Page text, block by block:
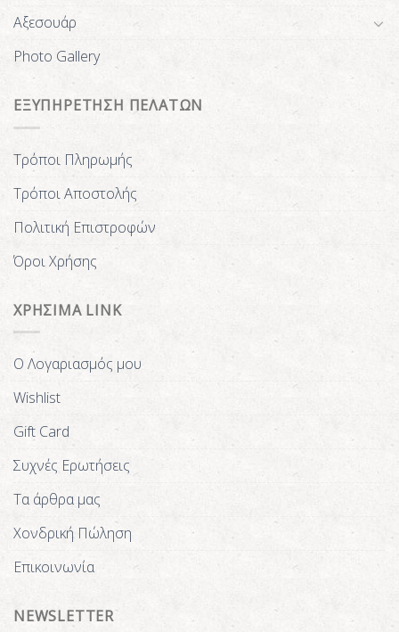
Αξεσουάρ
Photo Gallery
ΕΞΥΠΗΡΕΤΗΣΗ ΠΕΛΑΤΩΝ
Τρόποι Πληρωμής
Τρόποι Αποστολής
Πολιτική Επιστροφών
Όροι Χρήσης
ΧΡΗΣΙΜΑ LINK
Ο Λογαριασμός μου
Wishlist
Gift Card
Συχνές Ερωτήσεις
Τα άρθρα μας
Χονδρική Πώληση
Επικοινωνία
NEWSLETTER